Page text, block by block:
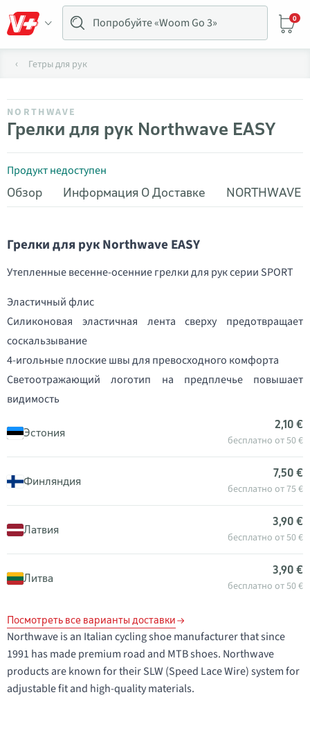
0
Гетры для рук
NORTHWAVE
Грелки для рук Northwave EASY
Продукт недоступен
Обзор
Информация О Доставке NORTHWAVE
Грелки для рук Northwave EASY
Утепленные весенне-осенние грелки для рук серии SPORT
Эластичный флис
Силиконовая эластичная лента сверху предотвращает
соскальзывание
4-игольные плоские швы для превосходного комфорта
Светоотражающий логотип на предплечье повышает
видимость
Эстония
2,10 €
бесплатно от 50 €
Финляндия
7,50 €
бесплатно от 75 €
Латвия
3,90 €
бесплатно от 50 €
Литва
3,90 €
бесплатно от 50 €
Посмотреть все варианты доставки
Northwave is an Italian cycling shoe manufacturer that since
1991 has made premium road and MTB shoes. Northwave
products are known for their SLW (Speed Lace Wire) system for
adjustable fit and high-quality materials.